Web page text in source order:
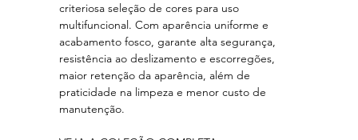
criteriosa seleção de cores para uso
multifuncional. Com aparência uniforme e
acabamento fosco, garante alta segurança,
resistência ao deslizamento e escorregões,
maior retenção da aparência, além de
praticidade na limpeza e menor custo de
manutenção.